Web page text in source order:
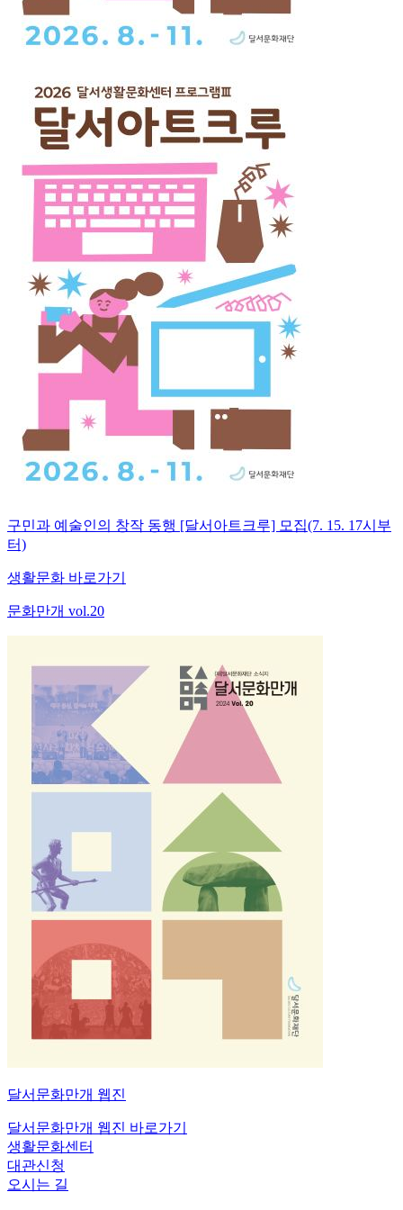
구민과 예술인의 창작 동행 [달서아트크루] 모집(7. 15. 17시부
터)
생활문화 바로가기
문화만개 vol.20
달서문화만개 웹진
달서문화만개 웹진 바로가기
생활문화센터
대관신청
오시는 길